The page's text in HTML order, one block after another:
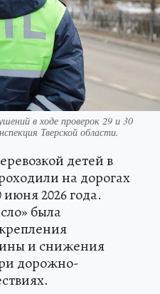
в ходе проверок 29 и 30
Тверской области.
детей в
на дорогах
2026 года.
была
и снижения
дорожно-